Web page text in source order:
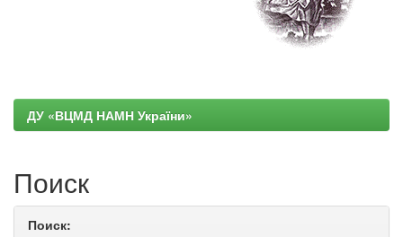
ДУ «ВЦМД НАМН України»
Поиск
Поиск: